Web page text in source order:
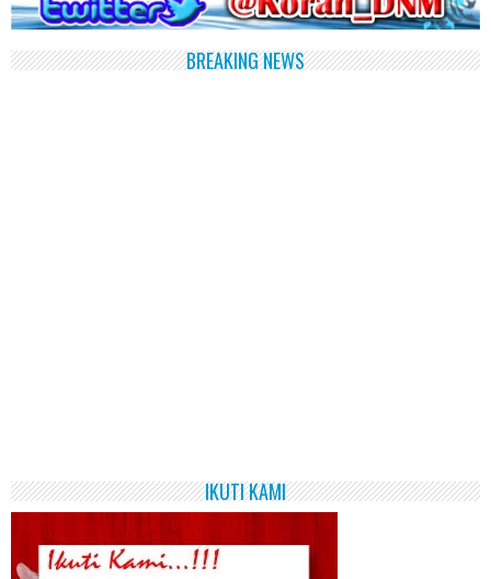
BREAKING NEWS
IKUTI KAMI